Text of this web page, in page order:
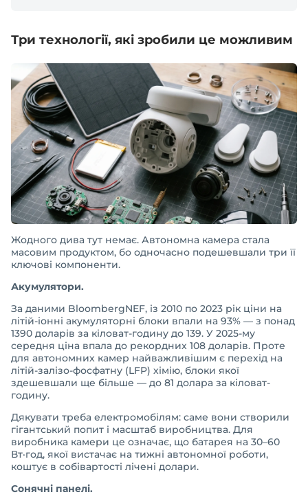
Три технології, які зробили це можливим
Жодного дива тут немає. Автономна камера стала
масовим продуктом, бо одночасно подешевшали три її
ключові компоненти.
Акумулятори.
За даними BloombergNEF, із 2010 по 2023 рік ціни на
літій-іонні акумуляторні блоки впали на 93% — з понад
1390 доларів за кіловат-годину до 139. У 2025-му
середня ціна впала до рекордних 108 доларів. Проте
для автономних камер найважливішим є перехід на
літій-залізо-фосфатну (LFP) хімію, блоки якої
здешевшали ще більше — до 81 долара за кіловат-
годину.
Дякувати треба електромобілям: саме вони створили
гігантський попит і масштаб виробництва. Для
виробника камери це означає, що батарея на 30–60
Вт·год, якої вистачає на тижні автономної роботи,
коштує в собівартості лічені долари.
Сонячні панелі.